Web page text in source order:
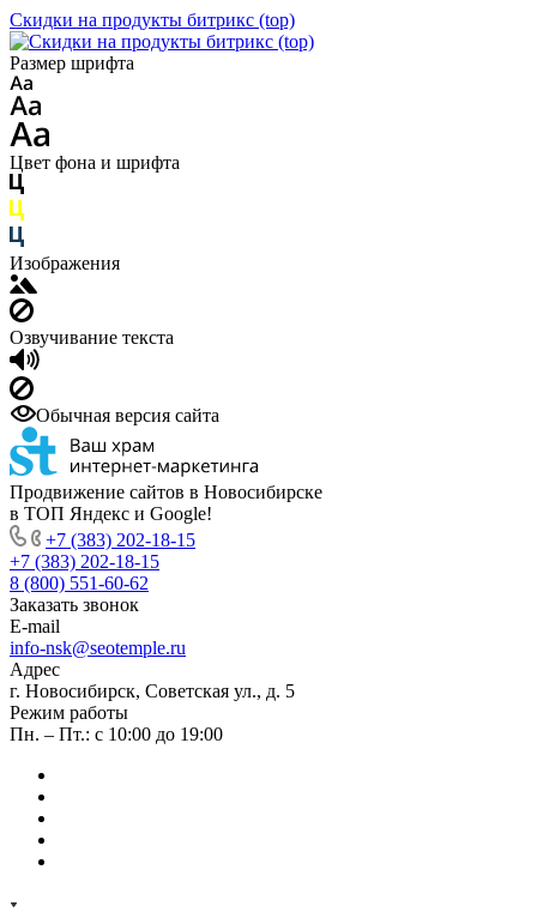
Скидки на продукты битрикс (top)
Размер шрифта
Цвет фона и шрифта
Изображения
Озвучивание текста
Обычная версия сайта
Продвижение сайтов в Новосибирске
в ТОП Яндекс и Google!
+7 (383) 202-18-15
+7 (383) 202-18-15
8 (800) 551-60-62
Заказать звонок
E-mail
info-nsk@seotemple.ru
Адрес
г. Новосибирск, Советская ул., д. 5
Режим работы
Пн. – Пт.: с 10:00 до 19:00